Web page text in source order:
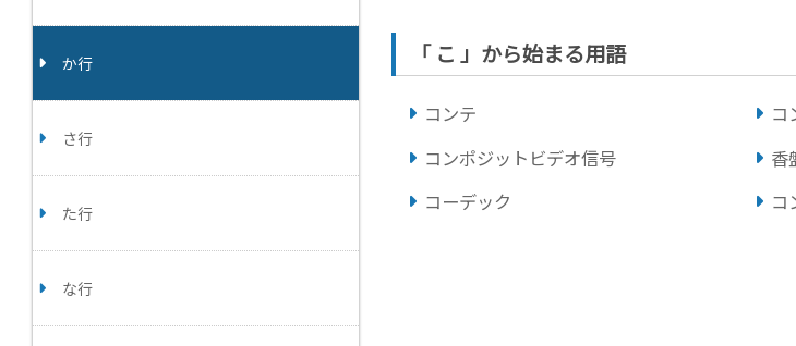
か行
さ行
た行
な行
「 こ 」から始まる用語
コンテ コ
コンポジットビデオ信号
香
コーデック
コ